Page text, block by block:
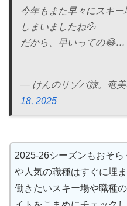
今年もまた早々にスキ
しまいましたね💦
だから、早いっての😂…
— けんのリゾバ旅。奄
18, 2025
2025-26シーズンもおそ
や人気の職種はすぐに埋ま
働きたいスキー場や職種